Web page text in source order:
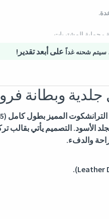
سيتم شحنه غداً على أبعد تقدير!
وبطانة فرو 1394
الأسود. التصميم يأتي
والدفء.
- حماية المشتريات